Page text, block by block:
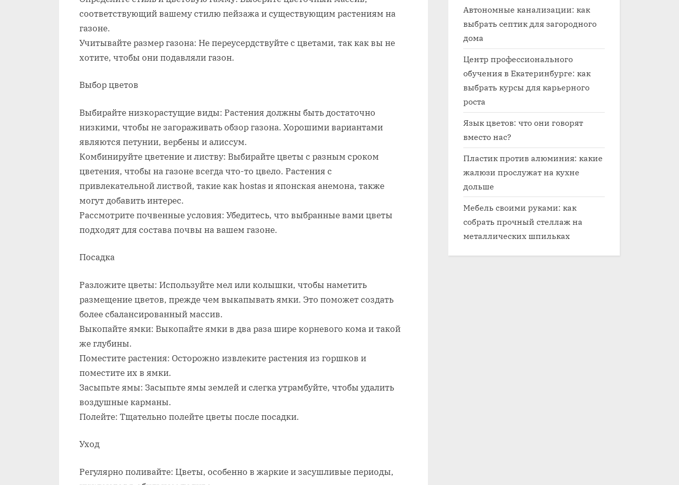
соответствующий вашему стилю пейзажа и существующим растениям на
газоне.
Учитывайте размер газона: Не переусердствуйте с цветами, так как вы не
хотите, чтобы они подавляли газон.
Выбор цветов
Выбирайте низкорастущие виды: Растения должны быть достаточно
низкими, чтобы не загораживать обзор газона. Хорошими вариантами
являются петунии, вербены и алиссум.
Комбинируйте цветение и листву: Выбирайте цветы с разным сроком
цветения, чтобы на газоне всегда что-то цвело. Растения с
привлекательной листвой, такие как hostas и японская анемона, также
могут добавить интерес.
Рассмотрите почвенные условия: Убедитесь, что выбранные вами цветы
подходят для состава почвы на вашем газоне.
Посадка
Разложите цветы: Используйте мел или колышки, чтобы наметить
размещение цветов, прежде чем выкапывать ямки. Это поможет создать
более сбалансированный массив.
Выкопайте ямки: Выкопайте ямки в два раза шире корневого кома и такой
же глубины.
Поместите растения: Осторожно извлеките растения из горшков и
поместите их в ямки.
Засыпьте ямы: Засыпьте ямы землей и слегка утрамбуйте, чтобы удалить
воздушные карманы.
Полейте: Тщательно полейте цветы после посадки.
Уход
Регулярно поливайте: Цветы, особенно в жаркие и засушливые периоды,
Автономные канализации: как
выбрать септик для загородного
дома
Центр профессионального
обучения в Екатеринбурге: как
выбрать курсы для карьерного
роста
Язык цветов: что они говорят
вместо нас?
Пластик против алюминия: какие
жалюзи прослужат на кухне
дольше
Мебель своими руками: как
собрать прочный стеллаж на
металлических шпильках